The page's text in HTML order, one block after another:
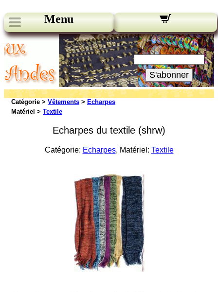
Menu
Nos bulletins:
Votre Email:
S'abonner
Catégorie > Vêtements > Echarpes
Matériel > Textile
Echarpes du textile (shrw)
Catégorie: Echarpes, Matériel: Textile